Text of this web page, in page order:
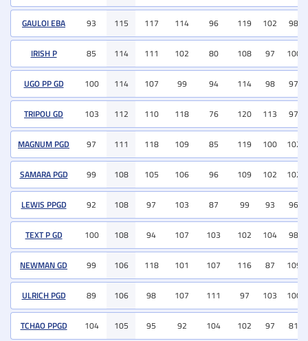
GAULOI EBA 93 115 117 114 96 119 102 98
IRISH P 85 114 111 102 80 108 97 100
UGO PP GD 100 114 107 99 94 114 98 97
TRIPOU GD 103 112 110 118 76 120 113 97
MAGNUM PGD 97 111 118 109 85 119 100 102
SAMARA PGD 99 108 105 106 96 109 102 102
LEWIS PPGD 92 108 97 103 87 99 93 96
TEXT P GD 100 108 94 107 103 102 104 98
NEWMAN GD 99 106 118 101 107 116 87 109
ULRICH PGD 89 106 98 107 111 97 103 100
TCHAO PPGD 104 105 95 92 104 102 97 81